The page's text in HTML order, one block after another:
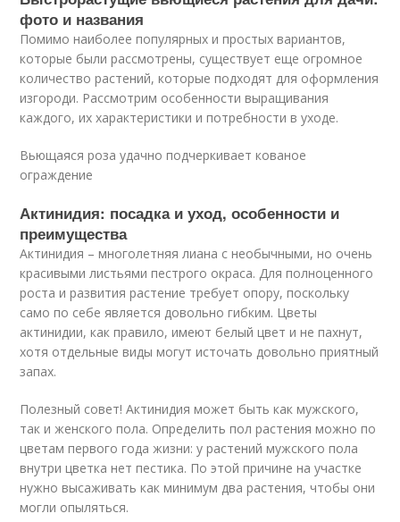
фото и названия
Помимо наиболее популярных и простых вариантов,
которые были рассмотрены, существует еще огромное
количество растений, которые подходят для оформления
изгороди. Рассмотрим особенности выращивания
каждого, их характеристики и потребности в уходе.
Вьющаяся роза удачно подчеркивает кованое
ограждение
Актинидия: посадка и уход, особенности и
преимущества
Актинидия – многолетняя лиана с необычными, но очень
красивыми листьями пестрого окраса. Для полноценного
роста и развития растение требует опору, поскольку
само по себе является довольно гибким. Цветы
актинидии, как правило, имеют белый цвет и не пахнут,
хотя отдельные виды могут источать довольно приятный
запах.
Полезный совет! Актинидия может быть как мужского,
так и женского пола. Определить пол растения можно по
цветам первого года жизни: у растений мужского пола
внутри цветка нет пестика. По этой причине на участке
нужно высаживать как минимум два растения, чтобы они
могли опыляться.